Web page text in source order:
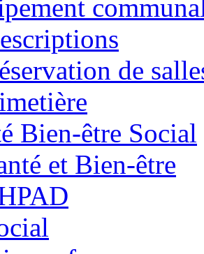
de
Bien-être Social
et Bien-être